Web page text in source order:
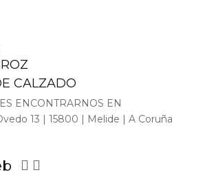
CALZADO
ENCONTRARNOS EN
13 | 15800 | Melide | A Coruña
 